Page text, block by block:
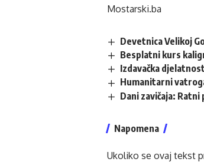
Mostarski.ba
Devetnica Velikoj
Besplatni kurs
Izdavačka
Humanitarni
Dani zavičaja:
Napomena
Ukoliko se ovaj tekst